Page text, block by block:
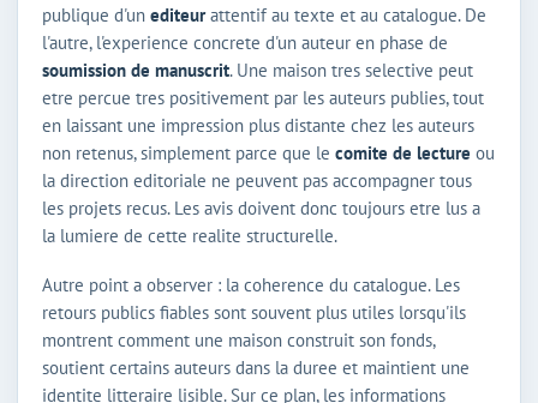
publique d'un editeurattentif au texte et au catalogue. De
l'autre, l'experience concrete d'un auteur en phase de
soumission de manuscrit. Une maison tres selective peut
etre percue tres positivement par les auteurs publies, tout
en laissant une impression plus distante chez les auteurs
non retenus, simplement parce que le comite de lecture ou
la direction editoriale ne peuvent pas accompagner tous
les projets recus. Les avis doivent donc toujours etre lus a
la lumiere de cette realite structurelle.
Autre point a observer : la coherence du catalogue. Les
retours publics fiables sont souvent plus utiles lorsqu'ils
montrent comment une maison construit son fonds,
soutient certains auteurs dans la duree et maintient une
identite litteraire lisible. Sur ce plan, les informations